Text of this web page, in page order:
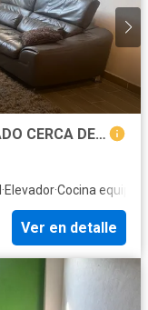
RENTA DEPARTAMENTO AMUEBLADO CERCA DEL CENTRO DE TOLUCA CON ROOF GARDEN Y GIMNACIO
·Elevador·Cocina
Ver en detalle